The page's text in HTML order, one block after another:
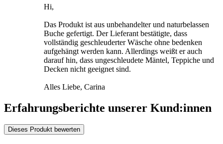
Hi,
Das Produkt ist aus unbehandelter und naturbelassen
Buche gefertigt. Der Lieferant bestätigte, dass
vollständig geschleuderter Wäsche ohne bedenken
aufgehängt werden kann. Allerdings weißt er auch
darauf hin, dass ungeschleudete Mäntel, Teppiche und
Decken nicht geeignet sind.
Alles Liebe, Carina
Erfahrungsberichte unserer Kund:innen
Dieses Produkt bewerten